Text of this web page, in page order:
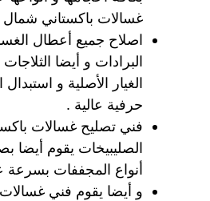
غسالات باكستاني
اصلاح جميع أعطال
البرادات و أيضا
الغيار الأصلية و
حرفية عالية .
فني تصليح غسالات
الصليبيخات يقوم أيضا
أنواع المجففات بسرعة
و أيضا يقوم فني